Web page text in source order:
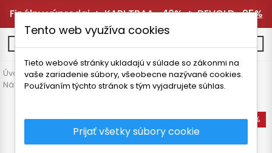
Finálny výpredaj 🔥KARI TRAA -40%🔥DEVOLD -25%
Úvodná stránka Detské oblečenie
Doplnky
Nákrčníky a kukly
ACLIMA WARMWOOL DETSKÝ NÁKRČNÍK
-35%
Tento web využíva cookies
Tieto webové stránky ukladajú v súlade so zákonmi na
vaše zariadenie súbory, všeobecne nazývané cookies.
Používaním týchto stránok s tým vyjadrujete súhlas.
Prijať všetky súbory cookie